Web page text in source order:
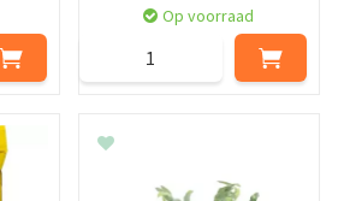
Op voorraad